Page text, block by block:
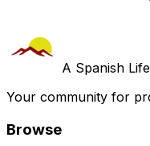
A Spanish Life
Your community for
Browse